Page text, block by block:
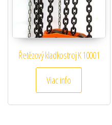
Řetězový kladkostroj K 10001
Viac info